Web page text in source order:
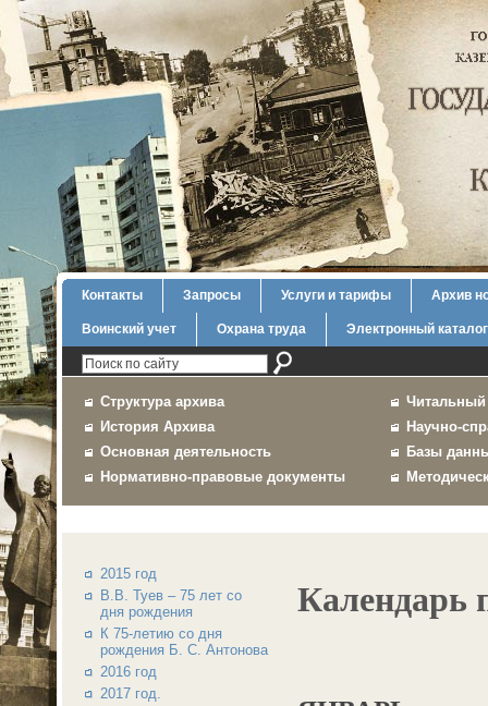
Контакты Запросы Услуги и тарифы Архив
Воинский учет Охрана труда Электронный каталог
Структура архива
История Архива
Основная деятельность
Нормативно-правовые документы
Читальный
Научно-
Базы
2015 год
В.В. Туев – 75 лет со
дня рождения
К 75-летию со дня
рождения Б. С. Антонова
2016 год
2017 год.
Календарь